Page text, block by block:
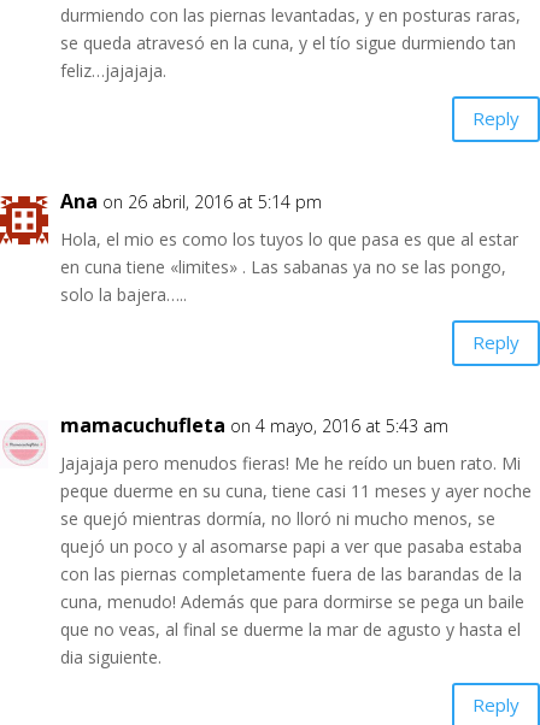
durmiendo con las piernas levantadas, y en posturas raras,
se queda atravesó en la cuna, y el tío sigue durmiendo tan
feliz…jajajaja.
Reply
Ana on 26 abril, 2016 at 5:14 pm
Hola, el mio es como los tuyos lo que pasa es que al estar
en cuna tiene «limites» . Las sabanas ya no se las pongo,
solo la bajera…..
Reply
mamacuchufleta on 4 mayo, 2016 at 5:43 am
Jajajaja pero menudos fieras! Me he reído un buen rato. Mi
peque duerme en su cuna, tiene casi 11 meses y ayer noche
se quejó mientras dormía, no lloró ni mucho menos, se
quejó un poco y al asomarse papi a ver que pasaba estaba
con las piernas completamente fuera de las barandas de la
cuna, menudo! Además que para dormirse se pega un baile
que no veas, al final se duerme la mar de agusto y hasta el
dia siguiente.
Reply